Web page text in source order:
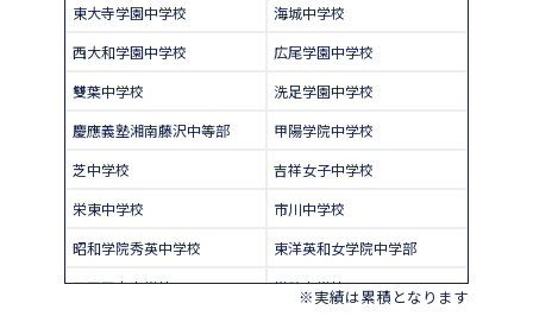
東大寺学園中学校
海城中学校
西大和学園中学校
広尾学園中学校
雙葉中学校
洗足学園中学校
慶應義塾湘南藤沢中等部
甲陽学院中学校
芝中学校
吉祥女子中学校
栄東中学校
市川中学校
昭和学院秀英中学校
東洋英和女学院中学部
四天王寺中学校
巣鴨中学校
※実績は累積となります